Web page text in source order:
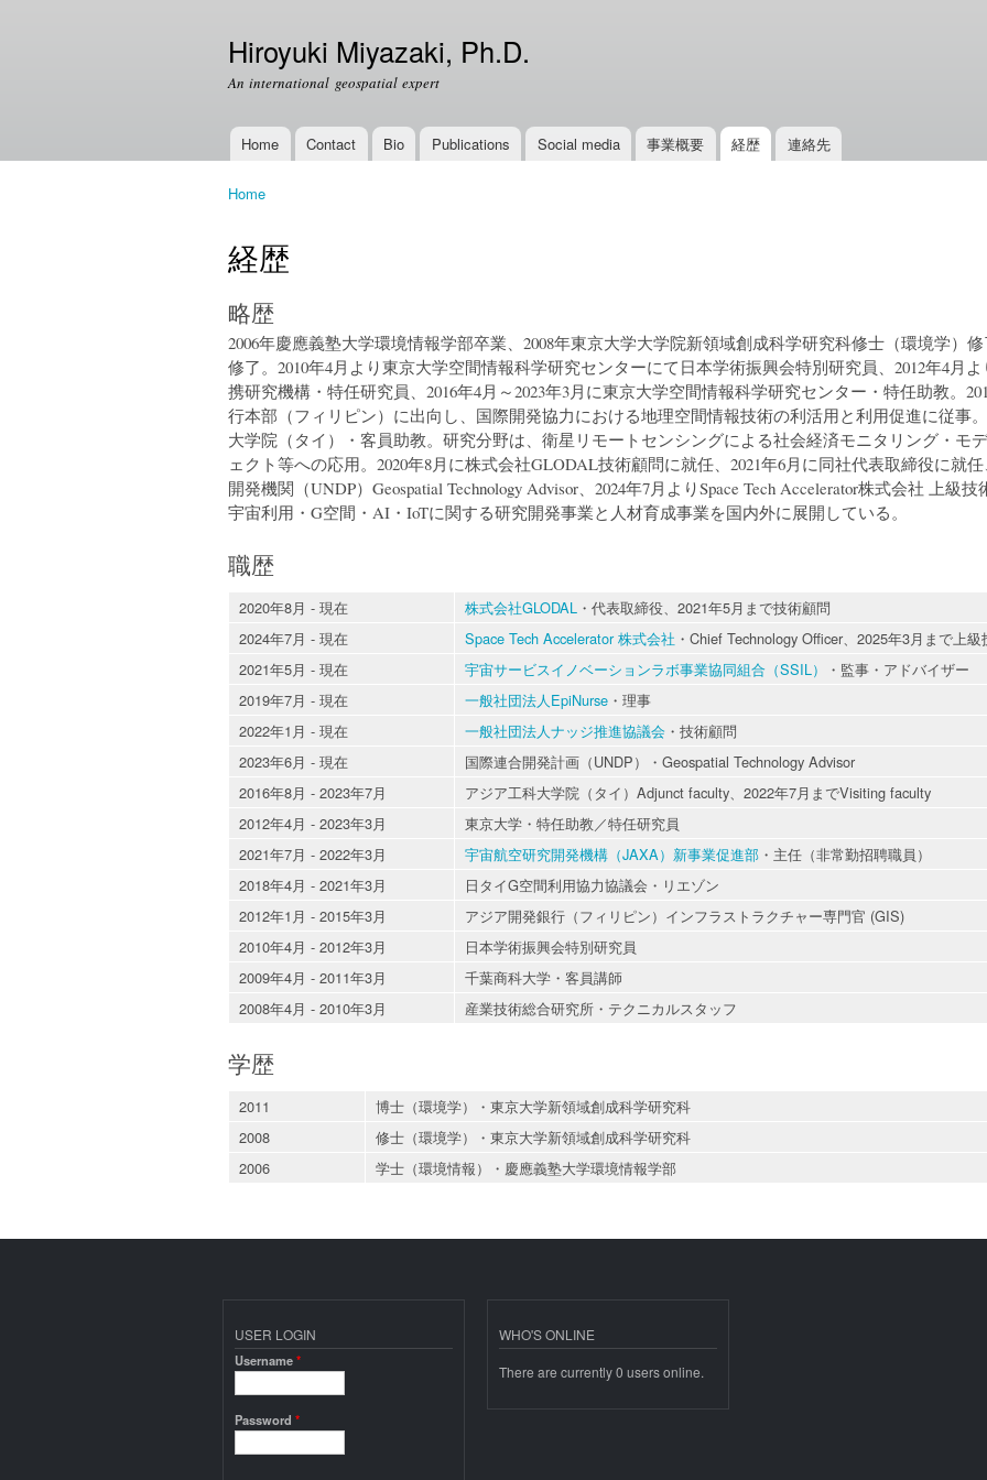
Hiroyuki Miyazaki, Ph.D.
An international geospatial expert
Main menu
Home Contact Bio Publications Social media 事業概要 経歴 連絡先
Home
経歴
略歴
2006年慶應義塾大学環境情報学部卒業、2008年東京大学大学院新領域創成科学研究科修士（環境学）修
修了。2010年4月より東京大学空間情報科学研究センターにて日本学術振興会特別研究員、2012年4月
携研究機構・特任研究員、2016年4月～2023年3月に東京大学空間情報科学研究センター・特任助教。
行本部（フィリピン）に出向し、国際開発協力における地理空間情報技術の利活用と利用促進に従事
大学院（タイ）・客員助教。研究分野は、衛星リモートセンシングによる社会経済モニタリング・モ
ェクト等への応用。2020年8月に株式会社GLODAL技術顧問に就任、2021年6月に同社代表取締役に就任
開発機関（UNDP）Geospatial Technology Advisor、2024年7月よりSpace Tech Accelerator株式会社 上級技
宇宙利用・G空間・AI・IoTに関する研究開発事業と人材育成事業を国内外に展開している。
職歴
2020年8月 - 現在 株式会社GLODAL ・代表取締役、2021年5月まで技術顧問
2024年7月 - 現在
Space Tech Accelerator 株式会社 ・Chief Technology Officer、2025年3月まで上級
2021年5月 - 現在
宇宙サービスイノベーションラボ事業協同組合（SSIL）
・監事・アドバイザー
2019年7月 - 現在
一般社団法人EpiNurse ・理事
2022年1月 - 現在
一般社団法人ナッジ推進協議会 ・技術顧問
2023年6月 - 現在
国際連合開発計画（UNDP）・Geospatial Technology Advisor
2016年8月 - 2023年7月
アジア工科大学院（タイ）Adjunct faculty、2022年7月までVisiting faculty
2012年4月 - 2023年3月
東京大学・特任助教／特任研究員
2021年7月 - 2022年3月
宇宙航空研究開発機構（JAXA）新事業促進部 ・主任（非常勤招聘職員）
2018年4月 - 2021年3月
日タイG空間利用協力協議会・リエゾン
2012年1月 - 2015年3月
アジア開発銀行（フィリピン）インフラストラクチャー専門官 (GIS)
2010年4月 - 2012年3月
日本学術振興会特別研究員
2009年4月 - 2011年3月
千葉商科大学・客員講師
2008年4月 - 2010年3月
産業技術総合研究所・テクニカルスタッフ
学歴
2011
博士（環境学）・東京大学新領域創成科学研究科
2008
修士（環境学）・東京大学新領域創成科学研究科
2006
学士（環境情報）・慶應義塾大学環境情報学部
USER LOGIN
Username*
Password *
WHO'S ONLINE
There are currently 0 users online.